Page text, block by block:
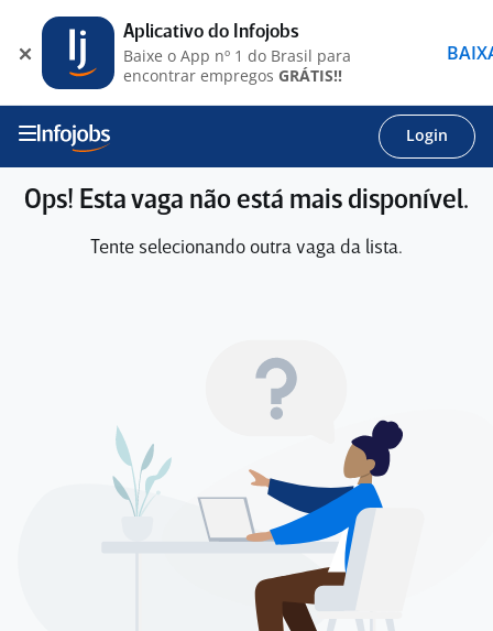
Login
Ops! Esta vaga não está mais disponível.
Tente selecionando outra vaga da lista.
Aplicativo do Infojobs
Baixe o App nº 1 do Brasil para
encontrar empregos GRÁTIS!!